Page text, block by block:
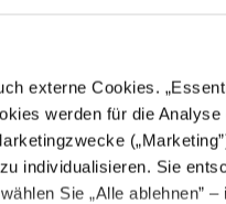
externe Cookies.
werden für die
individualisieren. Sie
Sie „Alle ablehnen”